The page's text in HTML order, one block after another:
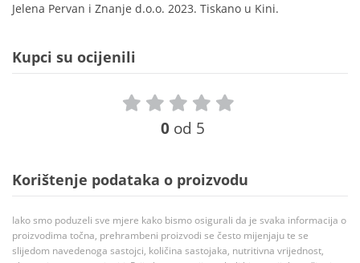
Jelena Pervan i Znanje d.o.o. 2023. Tiskano u Kini.
Kupci su ocijenili
0 od 5
Korištenje podataka o proizvodu
Iako smo poduzeli sve mjere kako bismo osigurali da je svaka informacija o
proizvodima točna, prehrambeni proizvodi se često mijenjaju te se
slijedom navedenoga sastojci, količina sastojaka, nutritivna vrijednost,